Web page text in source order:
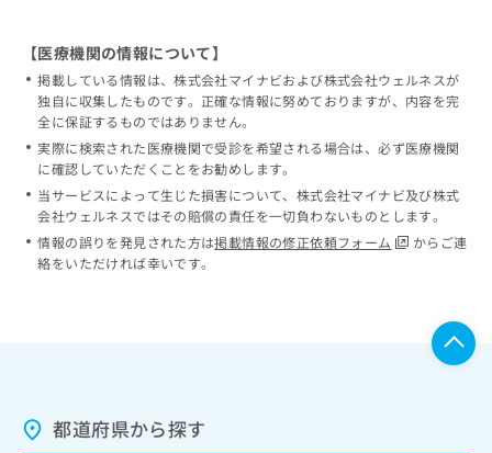
【医療機関の情報について】
掲載している情報は、株式会社マイナビおよび株式会社ウェルネスが
独自に収集したものです。正確な情報に努めておりますが、内容を完
全に保証するものではありません。
実際に検索された医療機関で受診を希望される場合は、必ず医療機関
に確認していただくことをお勧めします。
当サービスによって生じた損害について、株式会社マイナビ及び株式
会社ウェルネスではその賠償の責任を一切負わないものとします。
情報の誤りを発見された方は掲載情報の修正依頼フォーム
からご連
絡をいただければ幸いです。
都道府県から探す